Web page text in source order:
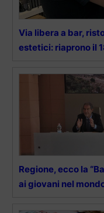
Via libera a bar,
estetici: riaprono il
Regione, ecco la
ai giovani nel